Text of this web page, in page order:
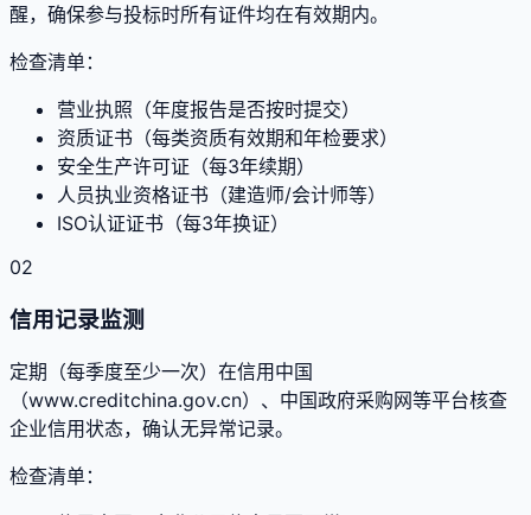
醒，确保参与投标时所有证件均在有效期内。
检查清单：
营业执照（年度报告是否按时提交）
资质证书（每类资质有效期和年检要求）
安全生产许可证（每3年续期）
人员执业资格证书（建造师/会计师等）
ISO认证证书（每3年换证）
02
信用记录监测
定期（每季度至少一次）在信用中国
（www.creditchina.gov.cn）、中国政府采购网等平台核查
企业信用状态，确认无异常记录。
检查清单：